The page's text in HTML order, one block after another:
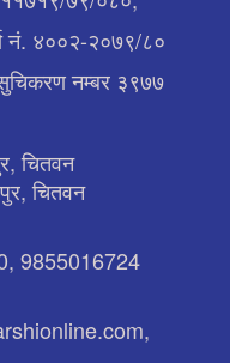
नं. ४००२-२०७९/८०
नम्बर ३९७७
चितवन
चितवन
9855016724